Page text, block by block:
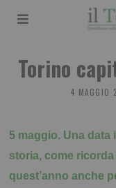
Torino
4 MAGGIO
5 maggio. Una
storia, come
quest’anno anche